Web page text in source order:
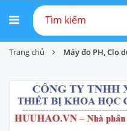
Trang chủ Máy đo PH, Clo